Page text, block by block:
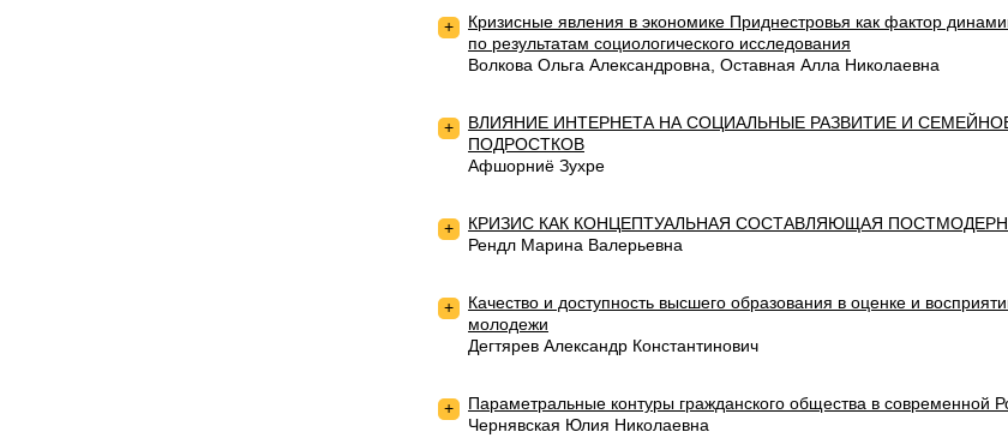
+
Кризисные явления в экономике Приднестровья как фактор
по результатам социологического исследования
Волкова Ольга Александровна, Оставная Алла Николаевна
+
ВЛИЯНИЕ ИНТЕРНЕТА НА СОЦИАЛЬНЫЕ РАЗВИТИЕ И
ПОДРОСТКОВ
Афшорниё Зухре
+ КРИЗИС КАК КОНЦЕПТУАЛЬНАЯ СОСТАВЛЯЮЩАЯ
Рендл Марина Валерьевна
+
Качество и доступность высшего образования в оценке и
молодежи
Дегтярев Александр Константинович
+ Параметральные контуры гражданского общества в современной
Чернявская Юлия Николаевна